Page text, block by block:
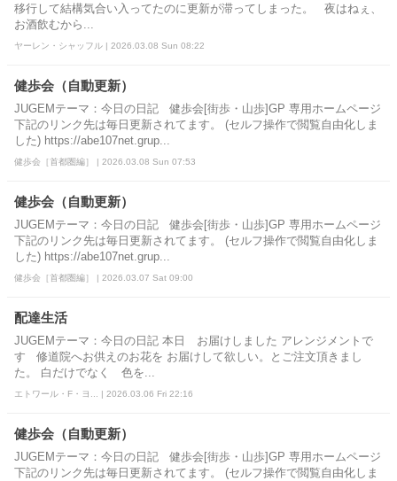
移行して結構気合い入ってたのに更新が滞ってしまった。 夜はねぇ、
お酒飲むから...
ヤーレン・シャッフル | 2026.03.08 Sun 08:22
健歩会（自動更新）
JUGEMテーマ：今日の日記 健歩会[街歩・山歩]GP 専用ホームページ
下記のリンク先は毎日更新されてます。 (セルフ操作で閲覧自由化しま
した) https://abe107net.grup...
健歩会［首都圏編］ | 2026.03.08 Sun 07:53
健歩会（自動更新）
JUGEMテーマ：今日の日記 健歩会[街歩・山歩]GP 専用ホームページ
下記のリンク先は毎日更新されてます。 (セルフ操作で閲覧自由化しま
した) https://abe107net.grup...
健歩会［首都圏編］ | 2026.03.07 Sat 09:00
配達生活
JUGEMテーマ：今日の日記 本日 お届けしました アレンジメントで
す 修道院へお供えのお花を お届けして欲しい。とご注文頂きまし
た。 白だけでなく 色を...
エトワール・F・ヨ... | 2026.03.06 Fri 22:16
健歩会（自動更新）
JUGEMテーマ：今日の日記 健歩会[街歩・山歩]GP 専用ホームページ
下記のリンク先は毎日更新されてます。 (セルフ操作で閲覧自由化しま